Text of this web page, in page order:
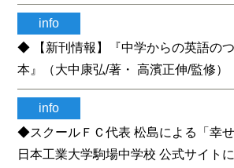
info
◆ 【新刊情報】『中学からの英語の
本』（大中康弘/著・ 高濱正伸/監修）
info
◆スクールＦＣ代表 松島による「幸
日本工業大学駒場中学校 公式サイト